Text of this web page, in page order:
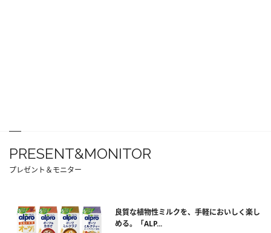
PRESENT&MONITOR
プレゼント＆モニター
良質な植物性ミルクを、手軽においしく楽し
める。「ALP...